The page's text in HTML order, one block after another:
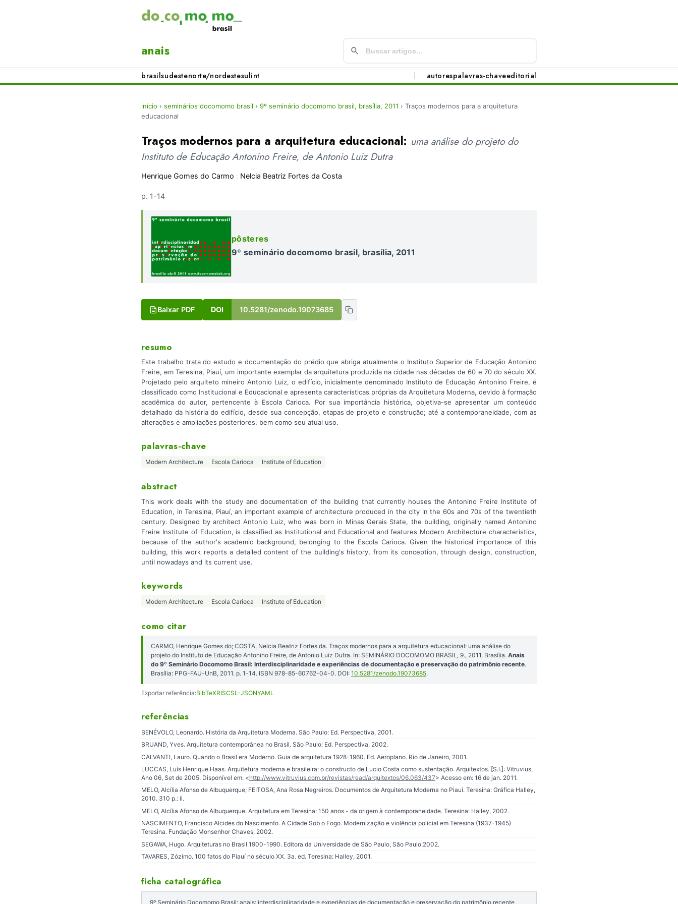
anais
brasilsudestenorte/nordestesulint autorespalavras-chaveeditorial
início › seminários docomomo brasil › 9º seminário docomomo brasil, brasília, 2011 › Traços modernos para a arquitetura
educacional
Traços modernos para a arquitetura educacional: uma análise do projeto do
Instituto de Educação Antonino Freire, de Antonio Luiz Dutra
Henrique Gomes do Carmo ; Nelcia Beatriz Fortes da Costa
p. 1-14
pôsteres
9º seminário docomomo brasil, brasília, 2011
Baixar PDF DOI 10.5281/zenodo.19073685
resumo
Este trabalho trata do estudo e documentação do prédio que abriga atualmente o Instituto Superior de Educação Antonino
Freire, em Teresina, Piauí, um importante exemplar da arquitetura produzida na cidade nas décadas de 60 e 70 do século XX.
Projetado pelo arquiteto mineiro Antonio Luiz, o edifício, inicialmente denominado Instituto de Educação Antonino Freire, é
classificado como Institucional e Educacional e apresenta características próprias da Arquitetura Moderna, devido à formação
acadêmica do autor, pertencente à Escola Carioca. Por sua importância histórica, objetiva-se apresentar um conteúdo
detalhado da história do edifício, desde sua concepção, etapas de projeto e construção; até a contemporaneidade, com as
alterações e ampliações posteriores, bem como seu atual uso.
palavras-chave
Modern Architecture Escola Carioca Institute of Education
abstract
This work deals with the study and documentation of the building that currently houses the Antonino Freire Institute of
Education, in Teresina, Piauí, an important example of architecture produced in the city in the 60s and 70s of the twentieth
century. Designed by architect Antonio Luiz, who was born in Minas Gerais State, the building, originally named Antonino
Freire Institute of Education, is classified as Institutional and Educational and features Modern Architecture characteristics,
because of the author's academic background, belonging to the Escola Carioca. Given the historical importance of this
building, this work reports a detailed content of the building's history, from its conception, through design, construction,
until nowadays and its current use.
keywords
Modern Architecture Escola Carioca Institute of Education
como citar
CARMO, Henrique Gomes do; COSTA, Nelcia Beatriz Fortes da. Traços modernos para a arquitetura educacional: uma análise do
projeto do Instituto de Educação Antonino Freire, de Antonio Luiz Dutra. In: SEMINÁRIO DOCOMOMO BRASIL, 9., 2011, Brasília. Anais
do 9º Seminário Docomomo Brasil: Interdisciplinaridade e experiências de documentação e preservação do patrimônio recente.
Brasília: PPG-FAU-UnB, 2011. p. 1-14. ISBN 978-85-60762-04-0. DOI: 10.5281/zenodo.19073685.
Exportar referência:BibTeXRISCSL-JSONYAML
referências
BENÉVOLO, Leonardo. História da Arquitetura Moderna. São Paulo: Ed. Perspectiva, 2001.
BRUAND, Yves. Arquitetura contemporânea no Brasil. São Paulo: Ed. Perspectiva, 2002.
CALVANTI, Lauro. Quando o Brasil era Moderno. Guia de arquitetura 1928-1960. Ed. Aeroplano. Rio de Janeiro, 2001.
LUCCAS, Luís Henrique Haas. Arquitetura moderna e brasileira: o constructo de Lucio Costa como sustentação. Arquitextos. [S.l.]: Vitruvius,
Ano 06, Set de 2005. Disponível em: <http://www.vitruvius.com.br/revistas/read/arquitextos/06.063/437> Acesso em: 16 de jan. 2011.
MELO, Alcília Afonso de Albuquerque; FEITOSA, Ana Rosa Negreiros. Documentos de Arquitetura Moderna no Piauí. Teresina: Gráfica Halley,
2010. 310 p.: il.
MELO, Alcília Afonso de Albuquerque. Arquitetura em Teresina: 150 anos - da origem à contemporaneidade. Teresina: Halley, 2002.
NASCIMENTO, Francisco Alcides do Nascimento. A Cidade Sob o Fogo. Modernização e violência policial em Teresina (1937-1945)
Teresina. Fundação Monsenhor Chaves, 2002.
SEGAWA, Hugo. Arquiteturas no Brasil 1900-1990. Editora da Universidade de São Paulo, São Paulo.2002.
TAVARES, Zózimo. 100 fatos do Piauí no século XX. 3a. ed. Teresina: Halley, 2001.
ficha catalográfica
9º Seminário Docomomo Brasil: anais: interdisciplinaridade e experiências de documentação e preservação do patrimônio recente